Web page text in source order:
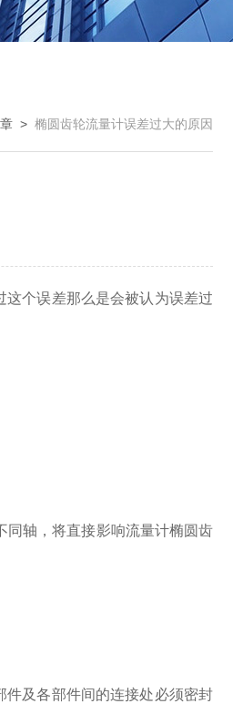
> 椭圆齿轮流量计误差过大的原因
个误差那么是会被认为误差过
轴，将直接影响流量计椭圆齿
及各部件间的连接处必须密封